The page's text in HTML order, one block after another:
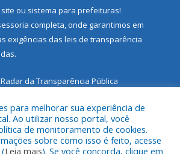
ou sistema para prefeituras!
completa, onde garantimos em
exigências das leis de transparência
Radar da Transparência Pública
a Prefeitura Municipal de Santarém
para melhorar sua experiência de
Ao utilizar nosso portal, você
de monitoramento de cookies.
sobre como isso é feito, acesse
Leia mais). Se você concorda, clique em